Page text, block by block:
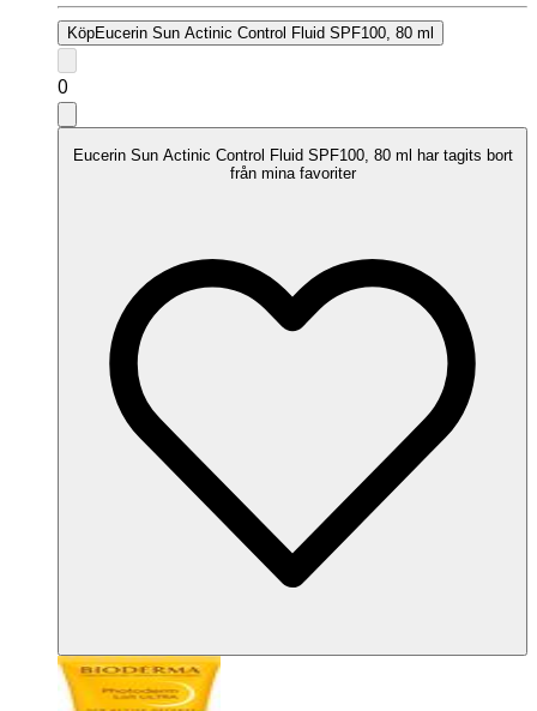
KöpEucerin Sun Actinic Control Fluid SPF100, 80 ml
0
Eucerin Sun Actinic Control Fluid SPF100, 80 ml har tagits bort
från mina favoriter